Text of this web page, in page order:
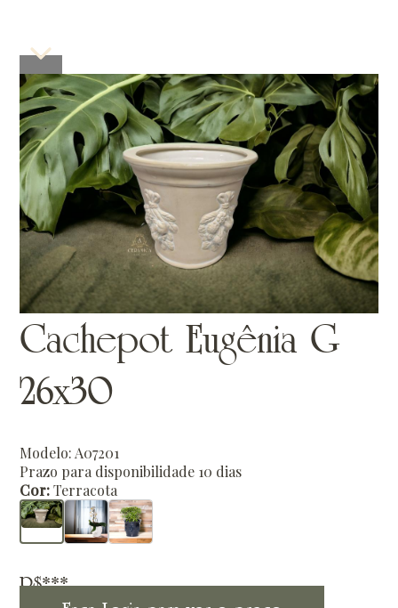
Cachepot Eugênia G
26x30
Modelo: A07201
Prazo para disponibilidade 10 dias
Cor:Terracota
R$***